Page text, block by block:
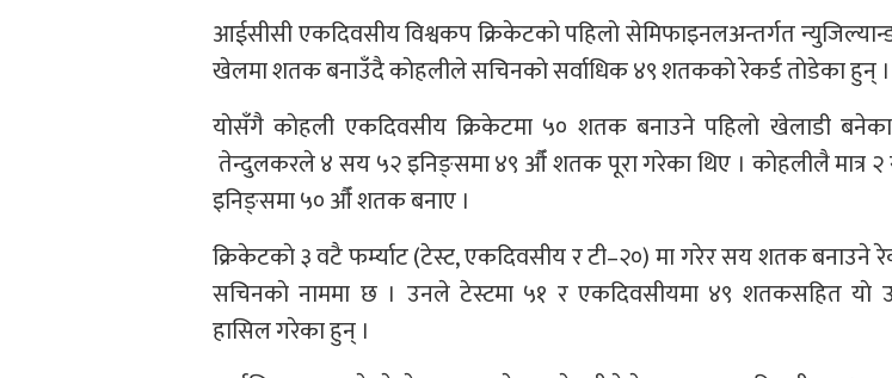
आईसीसी एकदिवसीय विश्वकप क्रिकेटकाे पहिलाे सेमिफाइनलअन्तर्गत
खेलमा शतक बनाउँदै काेहलीले सचिनकाे सर्वाधिक ४९ शतककाे रेकर्ड ताेडेका हुन् ।
याेसँगै काेहली एकदिवसीय क्रिकेटमा ५० शतक बनाउने पहिलाे खेलाडी
तेन्दुलकरले ४ सय ५२ इनिङ्समा ४९ औँ शतक पूरा गरेका थिए । काेहलीलै मात्र
इनिङ्समा ५० औँ शतक बनाए ।
क्रिकेटकाे ३ वटै फर्म्याट (टेस्ट, एकदिवसीय र टी–२०) मा गरेर सय शतक बनाउने
सचिनकाे नाममा छ । उनले टेस्टमा ५१ र एकदिवसीयमा ४९ शतकसहित याे
हासिल गरेका हुन् ।